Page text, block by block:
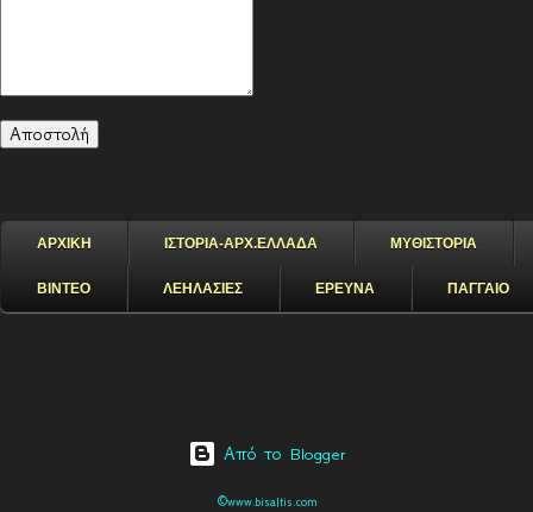
ΑΡΧΙΚΗ ΙΣΤΟΡΙΑ-ΑΡΧ.ΕΛΛΑΔΑ ΜΥΘΙΣΤΟΡΙΑ
ΒΙΝΤΕΟ ΛΕΗΛΑΣΙΕΣ ΕΡΕΥΝΑ ΠΑΓΓΑΙΟ
Από το Blogger
©www.bisaltis.com